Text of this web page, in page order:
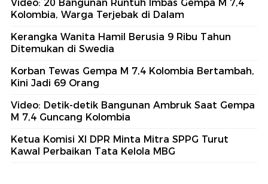
Video: 20 Bangunan Runtuh Imbas Gempa M 7,4
Kolombia, Warga Terjebak di Dalam
Kerangka Wanita Hamil Berusia 9 Ribu Tahun
Ditemukan di Swedia
Korban Tewas Gempa M 7,4 Kolombia Bertambah,
Kini Jadi 69 Orang
Video: Detik-detik Bangunan Ambruk Saat Gempa
M 7,4 Guncang Kolombia
Ketua Komisi XI DPR Minta Mitra SPPG Turut
Kawal Perbaikan Tata Kelola MBG